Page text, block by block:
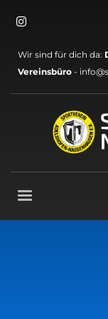
Mai 2026
Oktober 2025
September
August 2025
Wir sind für dich da:
Vereinsbüro -